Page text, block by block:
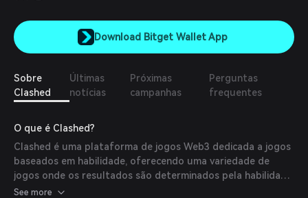
Download Bitget Wallet App
Sobre
Clashed
Últimas
notícias
Próximas
campanhas
Perguntas
frequentes
O que é Clashed?
Clashed é uma plataforma de jogos Web3 dedicada a jogos
baseados em habilidade, oferecendo uma variedade de
jogos onde os resultados são determinados pela habilidade
dos jogadores e não pelo acaso. A plataforma tem como
See more